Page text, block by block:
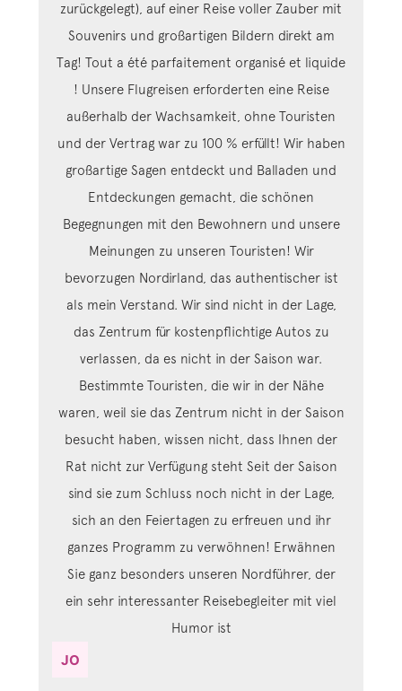
zurückgelegt), auf einer Reise voller Zauber mit
Souvenirs und großartigen Bildern direkt am
Tag! Tout a été parfaitement organisé et liquide
! Unsere Flugreisen erforderten eine Reise
außerhalb der Wachsamkeit, ohne Touristen
und der Vertrag warzu 100 % erfüllt! Wir haben
großartige Sagen entdeckt und Balladen und
Entdeckungen gemacht, die schönen
Begegnungen mit den Bewohnern und unsere
Meinungen zu unseren Touristen! Wir
bevorzugen Nordirland, das authentischer ist
als mein Verstand. Wir sind nicht in der Lage,
das Zentrum für kostenpflichtige Autos zu
verlassen, da es nicht in der Saison war.
Bestimmte Touristen, die wir in der Nähe
waren, weil sie das Zentrum nicht in der Saison
besucht haben, wissen nicht, dass Ihnen der
Rat nicht zur Verfügung steht Seit der Saison
sind sie zum Schluss noch nicht in der Lage,
sich an den Feiertagen zu erfreuen und ihr
ganzes Programm zu verwöhnen! Erwähnen
Sie ganz besonders unseren Nordführer, der
ein sehr interessanter Reisebegleiter mit viel
Humor ist